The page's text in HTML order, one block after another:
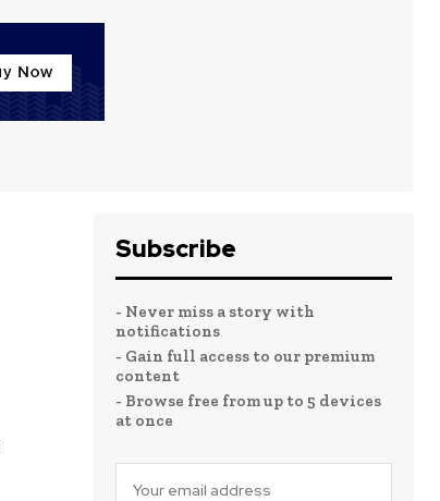
Subscribe
- Never miss a story with
notifications
- Gain full access to our premium
content
- Browse free from up to 5 devices
at once